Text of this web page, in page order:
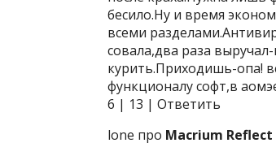
бесило.Ну и время
всеми
совала,два раза
курить.Приходишь-опа!
функционалу софт,в
6 | 13 | Ответить
lone про Macrium Reflect